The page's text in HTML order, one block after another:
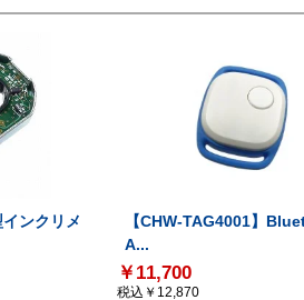
ンクリメ
【CHW-TAG4001】
A...
￥11,700
税込￥12,870